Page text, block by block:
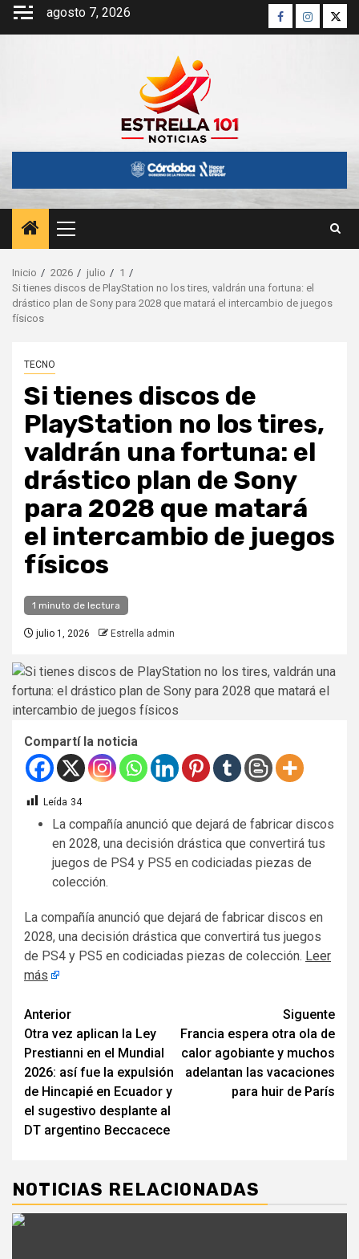
Saltar
agosto 7, 2026 Facebook
Instagram
Menú
principal
Inicio 2026 julio
1
Si tienes discos de PlayStation no los tires, valdrán una fortuna: el
drástico plan de Sony para 2028 que matará el intercambio de juegos
físicos
TECNO
Si tienes discos de
PlayStation no los tires,
valdrán una fortuna: el
drástico plan de Sony
para 2028 que matará
el intercambio de juegos
físicos
1 minuto de lectura
julio 1, 2026 Estrella admin
Compartí la noticia
Leída 34
La compañía anunció que dejará de fabricar discos
en 2028, una decisión drástica que convertirá tus
juegos de PS4 y PS5 en codiciadas piezas de
colección.
​La compañía anunció que dejará de fabricar discos en
2028, una decisión drástica que convertirá tus juegos
de PS4 y PS5 en codiciadas piezas de colección. Leer
más
Navegación
de
entradas
Anterior
Otra vez aplican la Ley
Prestianni en el Mundial
2026: así fue la expulsión
de Hincapié en Ecuador y
el sugestivo desplante al
DT argentino Beccacece
Siguente
Francia espera otra ola de
calor agobiante y muchos
adelantan las vacaciones
para huir de París
NOTICIAS RELACIONADAS